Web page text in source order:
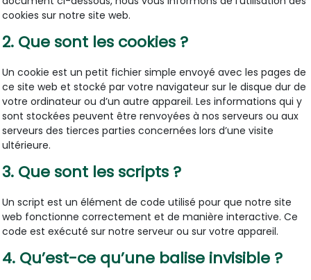
cookies sur notre site web.
2. Que sont les cookies ?
Un cookie est un petit fichier simple envoyé avec les pages de
ce site web et stocké par votre navigateur sur le disque dur de
votre ordinateur ou d’un autre appareil. Les informations qui y
sont stockées peuvent être renvoyées à nos serveurs ou aux
serveurs des tierces parties concernées lors d’une visite
ultérieure.
3. Que sont les scripts ?
Un script est un élément de code utilisé pour que notre site
web fonctionne correctement et de manière interactive. Ce
code est exécuté sur notre serveur ou sur votre appareil.
4. Qu’est-ce qu’une balise invisible ?